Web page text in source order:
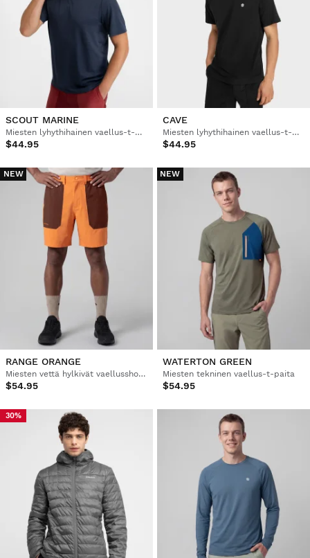
SCOUT MARINE
Miesten lyhythihainen vaellus-t-paita
$44.95
CAVE
Miesten lyhythihainen vaellus-t-paita
$44.95
NEW
RANGE ORANGE
Miesten vettä hylkivät vaellusshortsit
$54.95
NEW
WATERTON GREEN
Miesten tekninen vaellus-t-paita
$54.95
30%